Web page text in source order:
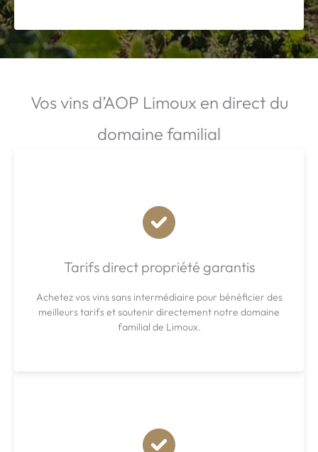
Vos vins d’AOP Limoux en direct du
domaine familial
Tarifs direct propriété garantis
Achetez vos vins sans intermédiaire pour bénéficier des
meilleurs tarifs et soutenir directement notre domaine
familial de Limoux.